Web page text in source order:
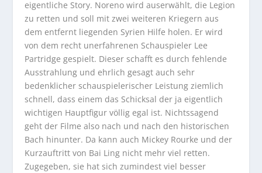
eigentliche Story. Noreno wird auserwählt, die Legion
zu retten und soll mit zwei weiteren Kriegern aus
dem entfernt liegenden Syrien Hilfe holen. Er wird
von dem recht unerfahrenen Schauspieler Lee
Partridge gespielt. Dieser schafft es durch fehlende
Ausstrahlung und ehrlich gesagt auch sehr
bedenklicher schauspielerischer Leistung ziemlich
schnell, dass einem das Schicksal der ja eigentlich
wichtigen Hauptfigur völlig egal ist. Nichtssagend
geht der Filme also nach und nach den historischen
Bach hinunter. Da kann auch Mickey Rourke und der
Kurzauftritt von Bai Ling nicht mehr viel retten.
Zugegeben, sie hat sich zumindest viel besser